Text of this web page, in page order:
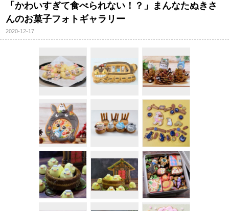
「かわいすぎて食べられない！？」まんなたぬきさ
んのお菓子フォトギャラリー
2020-12-17